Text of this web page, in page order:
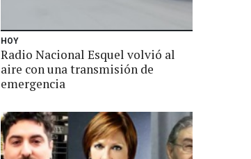
HOY
Radio Nacional Esquel volvió al
aire con una transmisión de
emergencia